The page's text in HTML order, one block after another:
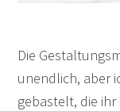
Die
unendlich, aber
gebastelt, die